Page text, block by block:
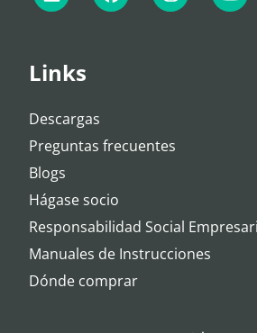
Links
Descargas
Preguntas frecuentes
Blogs
Hágase socio
Responsabilidad Social
Manuales de Instrucciones
Dónde comprar